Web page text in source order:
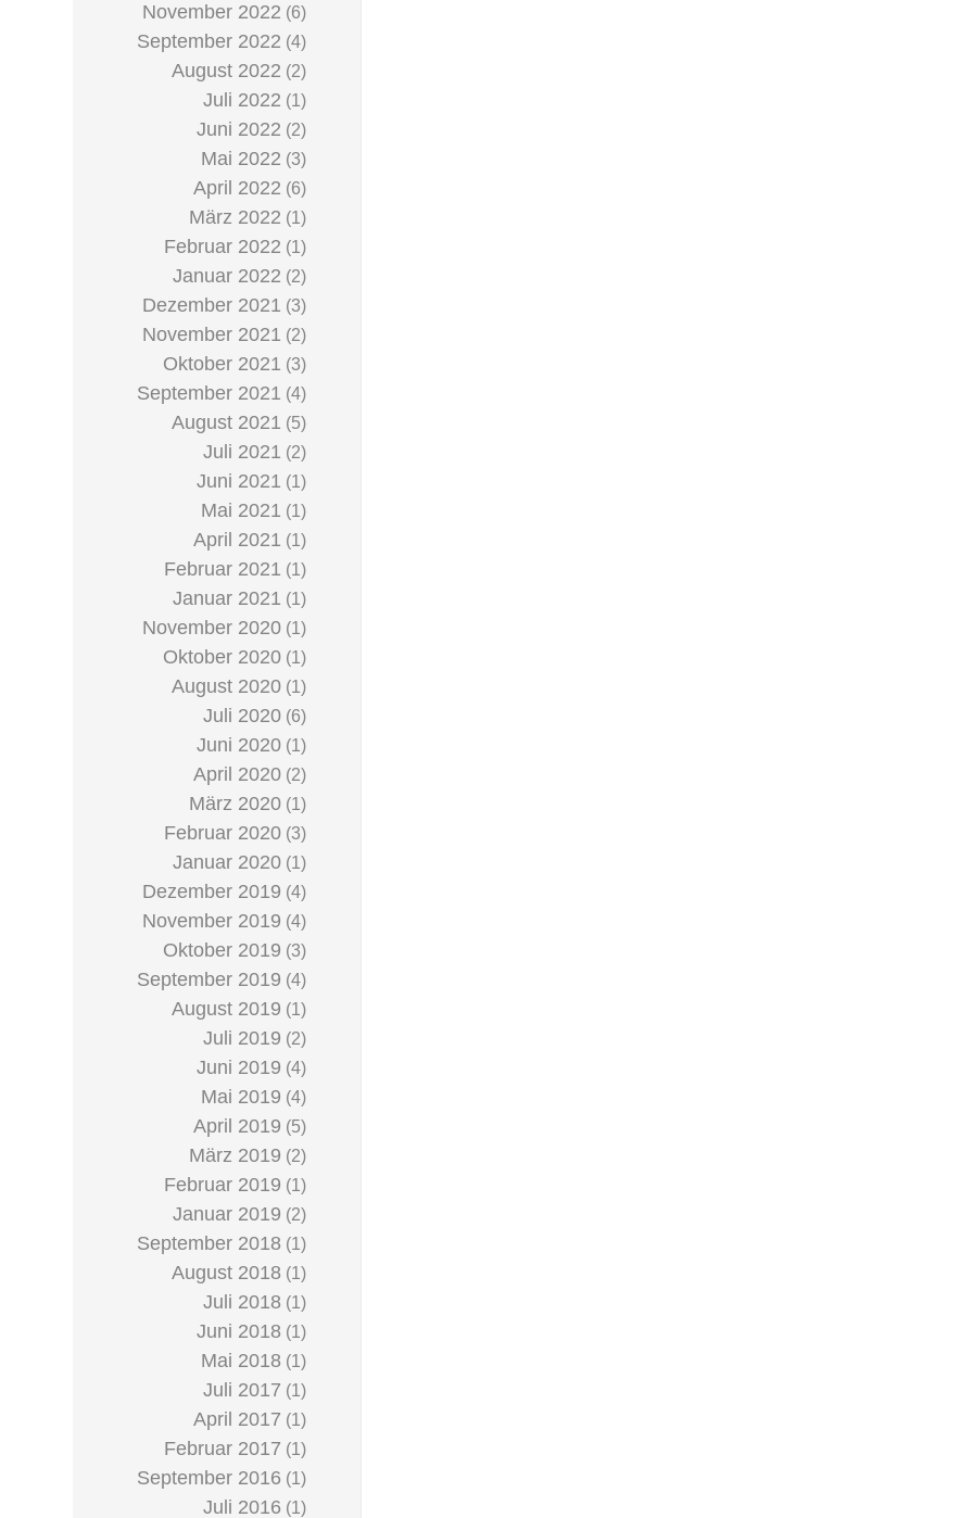
November 2022 (6)
September 2022 (4)
August 2022 (2)
Juli 2022 (1)
Juni 2022 (2)
Mai 2022 (3)
April 2022 (6)
März 2022 (1)
Februar 2022 (1)
Januar 2022 (2)
Dezember 2021 (3)
November 2021 (2)
Oktober 2021 (3)
September 2021 (4)
August 2021 (5)
Juli 2021 (2)
Juni 2021 (1)
Mai 2021 (1)
April 2021 (1)
Februar 2021 (1)
Januar 2021 (1)
November 2020 (1)
Oktober 2020 (1)
August 2020 (1)
Juli 2020 (6)
Juni 2020 (1)
April 2020 (2)
März 2020 (1)
Februar 2020 (3)
Januar 2020 (1)
Dezember 2019 (4)
November 2019 (4)
Oktober 2019 (3)
September 2019 (4)
August 2019 (1)
Juli 2019 (2)
Juni 2019 (4)
Mai 2019 (4)
April 2019 (5)
März 2019 (2)
Februar 2019 (1)
Januar 2019 (2)
September 2018 (1)
August 2018 (1)
Juli 2018 (1)
Juni 2018 (1)
Mai 2018 (1)
Juli 2017 (1)
April 2017 (1)
Februar 2017 (1)
September 2016 (1)
Juli 2016 (1)